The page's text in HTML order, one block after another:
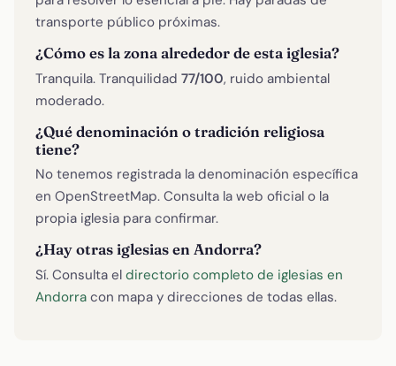
transporte público próximas.
¿Cómo es la zona alrededor de esta iglesia?
Tranquila. Tranquilidad 77/100, ruido ambiental
moderado.
¿Qué denominación o tradición religiosa
tiene?
No tenemos registrada la denominación específica
en OpenStreetMap. Consulta la web oficial o la
propia iglesia para confirmar.
¿Hay otras iglesias en Andorra?
Sí. Consulta el directorio completo de iglesias en
Andorra con mapa y direcciones de todas ellas.